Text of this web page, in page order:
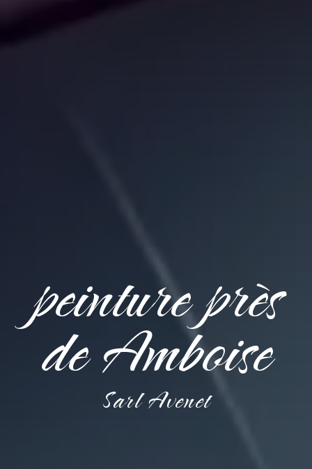
peinture près
de Amboise
Sarl Avenet